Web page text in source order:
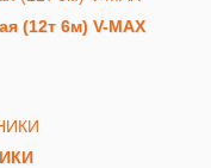
(12т 6м) V-MAX